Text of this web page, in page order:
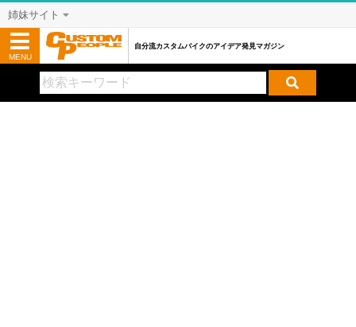
姉妹サイト
MENU
自分流カスタムバイクのアイデア発見マガジン